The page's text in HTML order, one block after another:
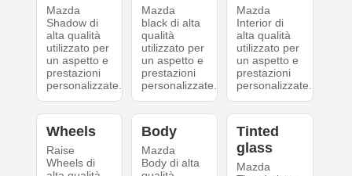
Mazda
Shadow di
alta qualità
utilizzato per
un aspetto e
prestazioni
personalizzate.
Mazda
black di alta
qualità
utilizzato per
un aspetto e
prestazioni
personalizzate.
Mazda
Interior di
alta qualità
utilizzato per
un aspetto e
prestazioni
personalizzate.
Wheels
Raise
Wheels di
Body
Mazda
Body di alta
Tinted
glass
Mazda